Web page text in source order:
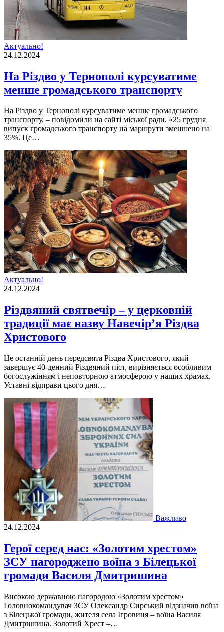
Актуально!
24.12.2024
На Різдво у Тернополі курсуватиме
менше громадського транспорту
На Різдво у Тернополі курсуватиме менше громадського
транспорту, – повідомили на сайті міської ради. «25 грудня
випуск громадського транспорту на маршрути зменшено на
35%. Це…
Актуально!
24.12.2024
Різдвяний святвечір – у церковній
традиції має назву Навечір’я Різдва
Христового
Це останній день передсвята Різдва Христового, який
завершує 40-денний Різдвяний піст, вирізняється особливим
богослужінням і неповторною атмосферою у наших храмах.
Уставні відправи цього дня…
Важливо
24.12.2024
Герої серед нас: «Золотим хрестом»
ЗСУ нагороджено воїна з Білецької
громади Василя Дмитришина
Високою державною нагородою «Золотим хрестом»
Головнокомандувач ЗСУ Олександр Сирський відзначив воїна
з Білецької громади, жителя села Ігровиця – воїна Василя
Дмитришина. Золотий Хрест –…